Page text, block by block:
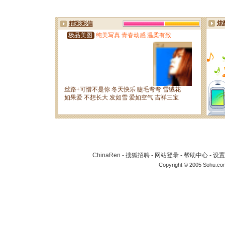
ChinaRen - 搜狐招聘 - 网站登录 - 帮助中心 - 设
Copyright © 2005